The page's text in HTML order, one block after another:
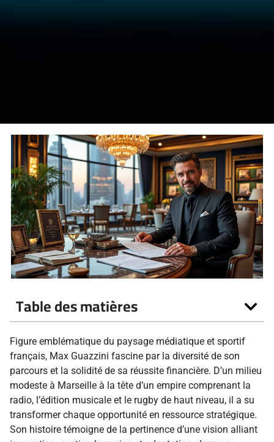
Table des matières
Figure emblématique du paysage médiatique et sportif
français, Max Guazzini fascine par la diversité de son
parcours et la solidité de sa réussite financière. D’un milieu
modeste à Marseille à la tête d’un empire comprenant la
radio, l’édition musicale et le rugby de haut niveau, il a su
transformer chaque opportunité en ressource stratégique.
Son histoire témoigne de la pertinence d’une vision alliant